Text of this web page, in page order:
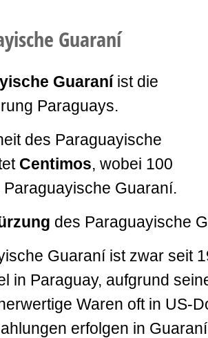
Guaraní
Guaraníist die
Paraguays.
des Paraguayische
Centimos, wobei 100
Paraguayische Guaraní.
des Paraguayische
Guaraní ist zwar seit
in Paraguay, aufgrund
Waren oft in US-
erfolgen in